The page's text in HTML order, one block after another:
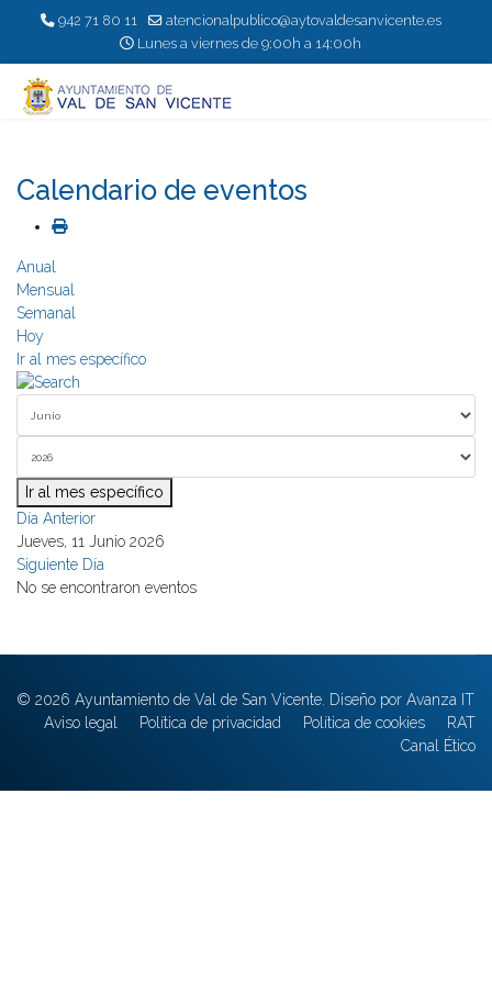
942 71 80 11
atencionalpublico@aytovaldesanvicente.es
Lunes a viernes de 9:00h a 14:00h
Calendario de eventos
Anual
Mensual
Semanal
Hoy
Ir al mes específico
Ir al mes específico
Día Anterior
Jueves, 11 Junio 2026
Siguiente Día
No se encontraron eventos
© 2026 Ayuntamiento de Val de San Vicente. Diseño por Avanza IT
Aviso legal
Política de privacidad Política de cookies
RAT
Canal Ético